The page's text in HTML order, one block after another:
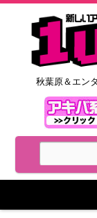
秋葉原＆エン